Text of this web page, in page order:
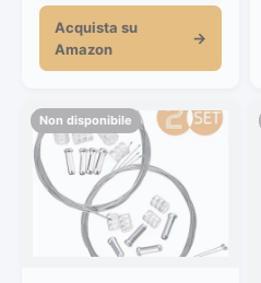
Acquista su
Amazon
→
Non disponibile